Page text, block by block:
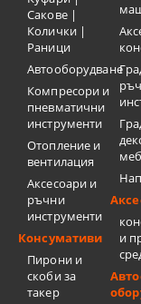
Сакове |
Колички |
Раници
Автооборудване
Компресори и
пневматични
инструменти
Отопление и
вентилация
Аксесоари и
ръчни
инструменти
Консумативи
Пирони и
скоби за
такер
и